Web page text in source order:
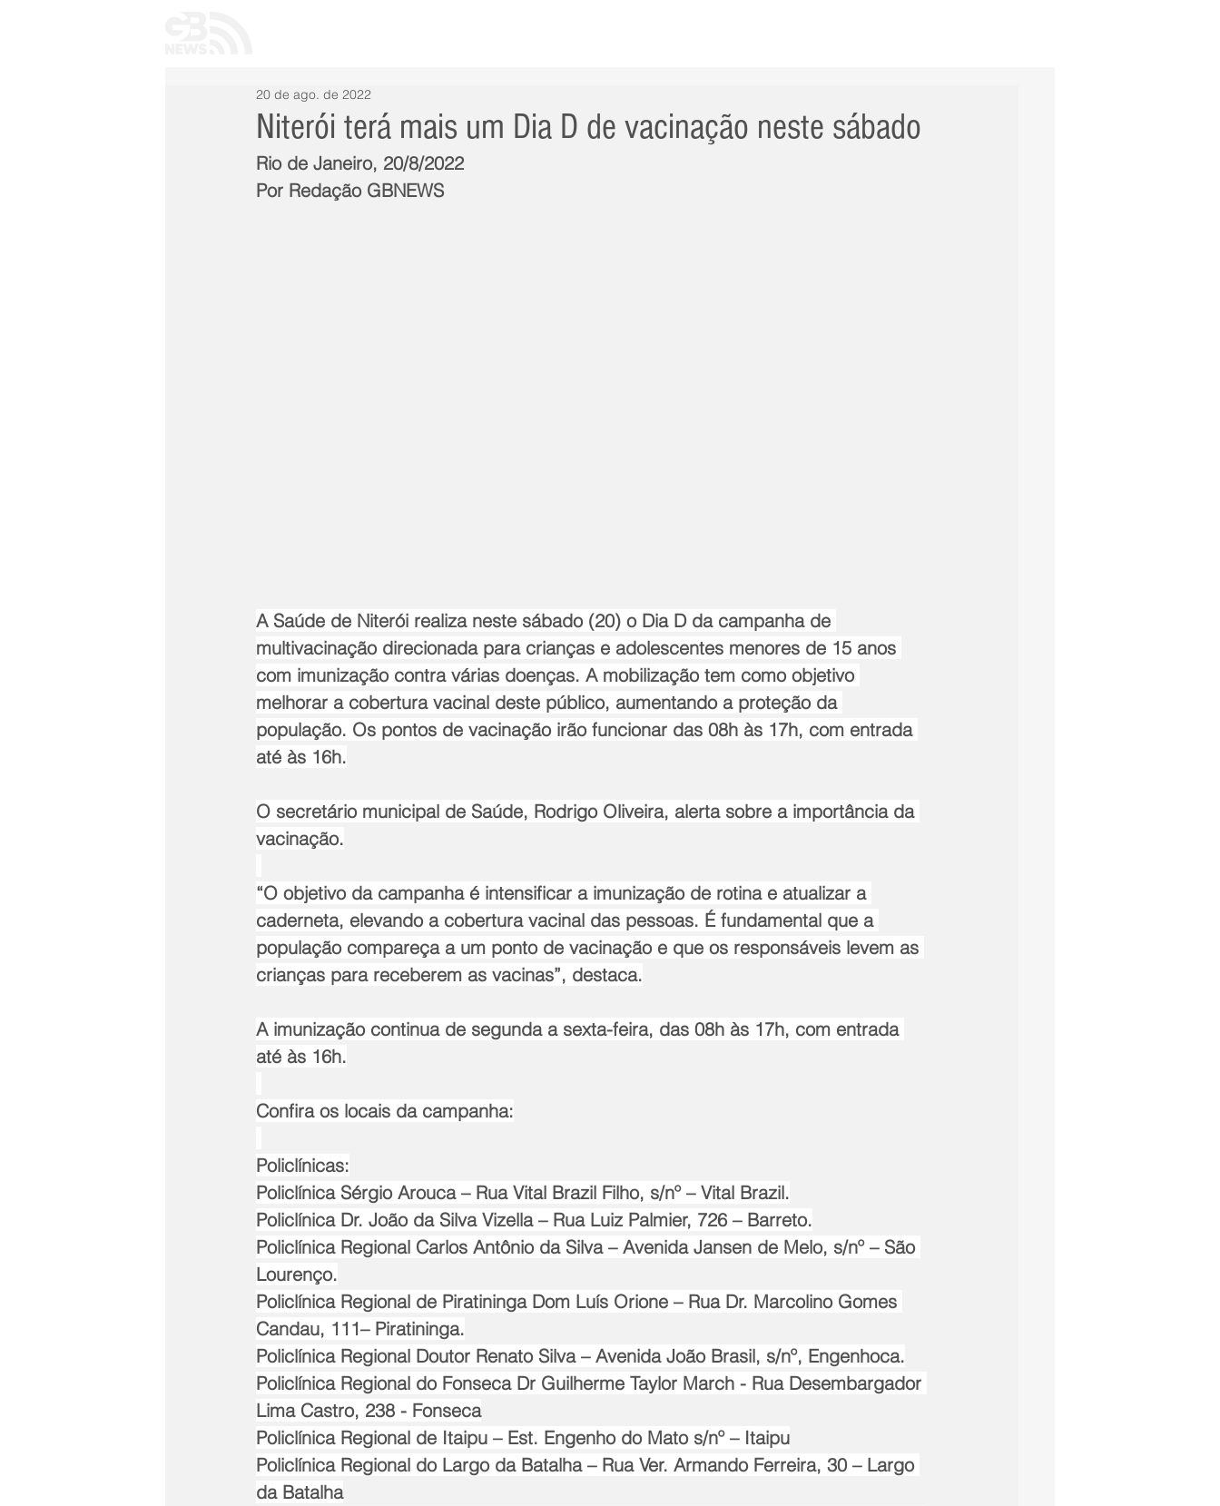
Niterói terá mais um Dia D de vacinação neste sábado
20 de ago. de 2022
Rio de Janeiro, 20/8/2022
Por Redação GBNEWS
A Saúde de Niterói realiza neste sábado (20) o Dia D da campanha de
multivacinação direcionada para crianças e adolescentes menores de 15 anos
com imunização contra várias doenças. A mobilização tem como objetivo
melhorar a cobertura vacinal deste público, aumentando a proteção da
população. Os pontos de vacinação irão funcionar das 08h às 17h, com entrada
até às 16h.
O secretário municipal de Saúde, Rodrigo Oliveira, alerta sobre a importância da
vacinação.
“O objetivo da campanha é intensificar a imunização de rotina e atualizar a
caderneta, elevando a cobertura vacinal das pessoas. É fundamental que a
população compareça a um ponto de vacinação e que os responsáveis levem as
crianças para receberem as vacinas”, destaca.
A imunização continua de segunda a sexta-feira, das 08h às 17h, com entrada
até às 16h.
Confira os locais da campanha:
Policlínicas:
Policlínica Sérgio Arouca – Rua Vital Brazil Filho, s/nº – Vital Brazil.
Policlínica Dr. João da Silva Vizella – Rua Luiz Palmier, 726 – Barreto.
Policlínica Regional Carlos Antônio da Silva – Avenida Jansen de Melo, s/nº – São
Lourenço.
Policlínica Regional de Piratininga Dom Luís Orione – Rua Dr. Marcolino Gomes
Candau, 111– Piratininga.
Policlínica Regional Doutor Renato Silva – Avenida João Brasil, s/nº, Engenhoca.
Policlínica Regional do Fonseca Dr Guilherme Taylor March - Rua Desembargador
Lima Castro, 238 - Fonseca
Policlínica Regional de Itaipu – Est. Engenho do Mato s/nº – Itaipu
Policlínica Regional do Largo da Batalha – Rua Ver. Armando Ferreira, 30 – Largo
da Batalha